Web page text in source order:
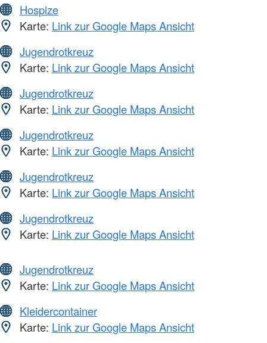
Hospize
Karte: Link zur Google Maps Ansicht
Jugendrotkreuz
Karte: Link zur Google Maps Ansicht
Jugendrotkreuz
Karte: Link zur Google Maps Ansicht
Jugendrotkreuz
Karte: Link zur Google Maps Ansicht
Jugendrotkreuz
Karte: Link zur Google Maps Ansicht
Jugendrotkreuz
Karte: Link zur Google Maps Ansicht
Jugendrotkreuz
Karte: Link zur Google Maps Ansicht
Kleidercontainer
Karte: Link zur Google Maps Ansicht